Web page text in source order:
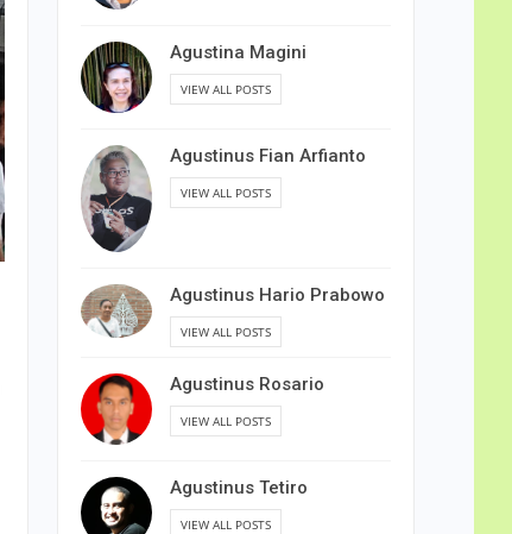
Agustina Magini
VIEW ALL POSTS
Agustinus Fian Arfianto
VIEW ALL POSTS
Agustinus Hario Prabowo
VIEW ALL POSTS
Agustinus Rosario
VIEW ALL POSTS
Agustinus Tetiro
VIEW ALL POSTS